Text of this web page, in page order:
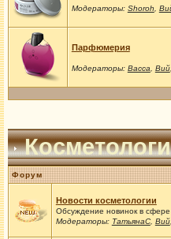
Модераторы: Shoroh
Парфюмерия
Модераторы: Васса Вий,
Форум
Новости косметологии
Обсуждение новинок в сфере
Модераторы: ТатьянаС, Вий,